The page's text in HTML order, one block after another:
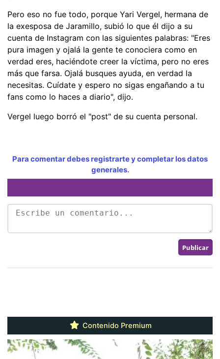
Pero eso no fue todo, porque Yari Vergel, hermana de
la exesposa de Jaramillo, subió lo que él dijo a su
cuenta de Instagram con las siguientes palabras: "Eres
pura imagen y ojalá la gente te conociera como en
verdad eres, haciéndote creer la víctima, pero no eres
más que farsa. Ojalá busques ayuda, en verdad la
necesitas. Cuídate y espero no sigas engañando a tu
fans como lo haces a diario", dijo.
Vergel luego borró el "post" de su cuenta personal.
Para comentar debes registrarte y completar los datos
generales.
Contenido Premium